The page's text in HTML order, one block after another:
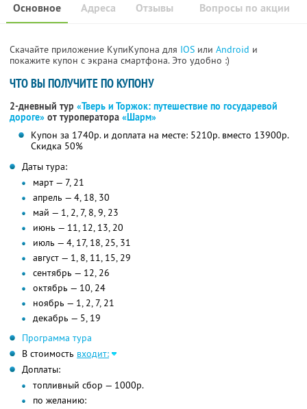
Основное Отзывы Вопросы по акции
Адреса
Скачайте приложение КупиКупона для IOS или Android и
покажите купон с экрана смартфона. Это удобно :)
ЧТО ВЫ ПОЛУЧИТЕ ПО КУПОНУ
2-дневный тур «Тверь и Торжок: путешествие по государевой
дороге» от туроператора «Шарм»
Купон за 1740р. и доплата на месте: 5210р. вместо 13900р.
Скидка 50%
Даты тура:
март — 7, 21
апрель — 4, 18, 30
май — 1, 2, 7, 8, 9, 23
июнь — 11, 12, 13, 20
июль — 4, 17, 18, 25, 31
август — 1, 8, 11, 15, 29
сентябрь — 12, 26
октябрь — 10, 24
ноябрь — 1, 2, 7, 21
декабрь — 5, 19
Программа тура
В стоимость входит:
Доплаты:
топливный сбор — 1000р.
по желанию: